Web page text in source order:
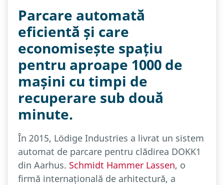
Parcare automată
eficientă și care
economisește spațiu
pentru aproape 1000 de
mașini cu timpi de
recuperare sub două
minute.
În 2015, Lödige Industries a livrat un sistem
automat de parcare pentru clădirea DOKK1
din Aarhus. Schmidt Hammer Lassen, o
firmă internațională de arhitectură, a